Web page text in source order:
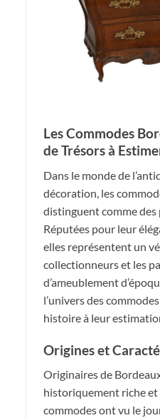
Les Commodes
de Trésors à
Dans le monde de
décoration, les
distinguent comme
Réputées pour leur
elles représentent un
collectionneurs et les
d’ameublement
l’univers des
histoire à leur
Origines et
Originaires de
historiquement riche et
commodes ont vu le